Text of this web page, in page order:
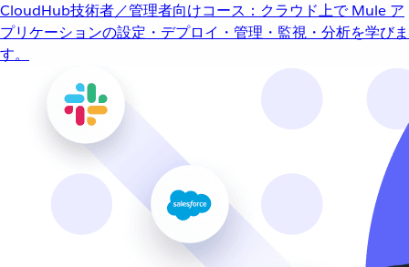
CloudHub技術者／管理者向けコース：クラウド上で Mule ア
プリケーションの設定・デプロイ・管理・監視・分析を学びま
す。